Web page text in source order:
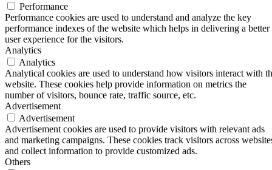
Performance
Performance cookies are used to understand and analyze the key
performance indexes of the website which helps in delivering a better
user experience for the visitors.
Analytics
Analytics
Analytical cookies are used to understand how visitors interact with
website. These cookies help provide information on metrics the
number of visitors, bounce rate, traffic source, etc.
Advertisement
Advertisement
Advertisement cookies are used to provide visitors with relevant ads
and marketing campaigns. These cookies track visitors across
and collect information to provide customized ads.
Others